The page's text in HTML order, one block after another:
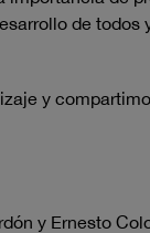
de todos
y
y Ernesto